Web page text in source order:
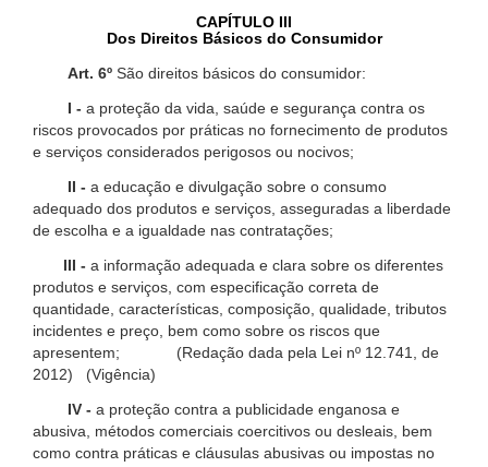
CAPÍTULO III
Dos Direitos Básicos do Consumidor
Art. 6º São direitos básicos do consumidor:
I - a proteção da vida, saúde e segurança contra os
riscos provocados por práticas no fornecimento de produtos
e serviços considerados perigosos ou nocivos;
II - a educação e divulgação sobre o consumo
adequado dos produtos e serviços, asseguradas a liberdade
de escolha e a igualdade nas contratações;
III - a informação adequada e clara sobre os diferentes
produtos e serviços, com especificação correta de
quantidade, características, composição, qualidade, tributos
incidentes e preço, bem como sobre os riscos que
apresentem; (Redação dada pela Lei nº 12.741, de
2012) (Vigência)
IV - a proteção contra a publicidade enganosa e
abusiva, métodos comerciais coercitivos ou desleais, bem
como contra práticas e cláusulas abusivas ou impostas no